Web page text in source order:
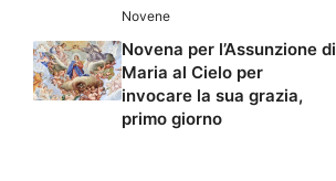
Novene
Novena per l’Assunzione di
Maria al Cielo per
invocare la sua grazia,
primo giorno